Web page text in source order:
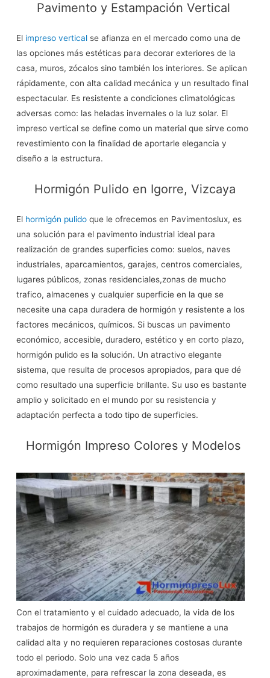
Pavimento y Estampación Vertical
El impreso vertical se afianza en el mercado como una de
las opciones más estéticas para decorar exteriores de la
casa, muros, zócalos sino también los interiores. Se aplican
rápidamente, con alta calidad mecánica y un resultado final
espectacular. Es resistente a condiciones climatológicas
adversas como: las heladas invernales o la luz solar. El
impreso vertical se define como un material que sirve como
revestimiento con la finalidad de aportarle elegancia y
diseño a la estructura.
Hormigón Pulido en Igorre, Vizcaya
El hormigón pulido que le ofrecemos en Pavimentoslux, es
una solución para el pavimento industrial ideal para
realización de grandes superficies como: suelos, naves
industriales, aparcamientos, garajes, centros comerciales,
lugares públicos, zonas residenciales,zonas de mucho
trafico, almacenes y cualquier superficie en la que se
necesite una capa duradera de hormigón y resistente a los
factores mecánicos, químicos. Si buscas un pavimento
económico, accesible, duradero, estético y en corto plazo,
hormigón pulido es la solución. Un atractivo elegante
sistema, que resulta de procesos apropiados, para que dé
como resultado una superficie brillante. Su uso es bastante
amplio y solicitado en el mundo por su resistencia y
adaptación perfecta a todo tipo de superficies.
Hormigón Impreso Colores y Modelos
Con el tratamiento y el cuidado adecuado, la vida de los
trabajos de hormigón es duradera y se mantiene a una
calidad alta y no requieren reparaciones costosas durante
todo el periodo. Solo una vez cada 5 años
aproximadamente, para refrescar la zona deseada, es